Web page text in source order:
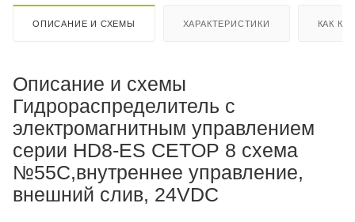
ОПИСАНИЕ И СХЕМЫ ХАРАКТЕРИСТИКИ КАК
Описание и схемы
Гидрораспределитель с
электромагнитным управлением
серии HD8-ES CETOP 8 схема
№55C,внутреннее управление,
внешний слив, 24VDC